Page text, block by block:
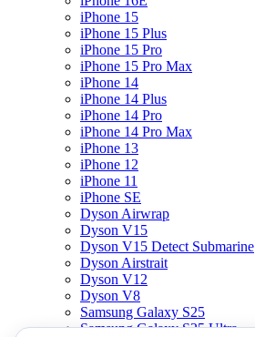
iPhone 15
iPhone 15 Plus
iPhone 15 Pro
iPhone 15 Pro Max
iPhone 14
iPhone 14 Plus
iPhone 14 Pro
iPhone 14 Pro Max
iPhone 13
iPhone 12
iPhone 11
iPhone SE
Dyson Airwrap
Dyson V15
Dyson V15 Detect Submarine
Dyson Airstrait
Dyson V12
Dyson V8
Samsung Galaxy S25
Samsung Galaxy S25 Ultra